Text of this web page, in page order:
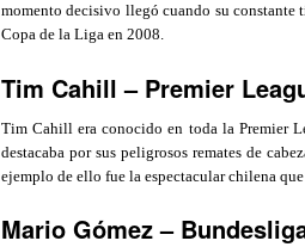
momento decisivo llegó cuando su
Copa de la Liga en 2008.
Tim Cahill – Premier
Tim Cahill era conocido en toda la Premier
destacaba por sus peligrosos remates de
ejemplo de ello fue la espectacular chilena
Mario Gómez –